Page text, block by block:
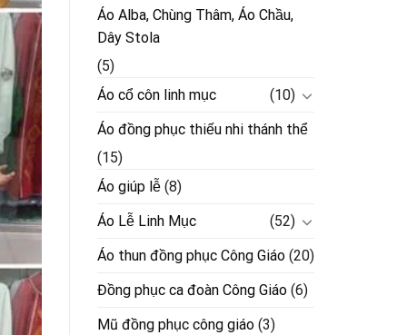
Áo Alba, Chùng Thâm, Áo Chầu,
Dây Stola
(5)
Áo cổ côn linh mục
(10)
Áo đồng phục thiếu nhi thánh thể
(15)
Áo giúp lễ (8)
Áo Lễ Linh Mục
(52)
Áo thun đồng phục Công Giáo (20)
Đồng phục ca đoàn Công Giáo (6)
Mũ đồng phục công giáo (3)